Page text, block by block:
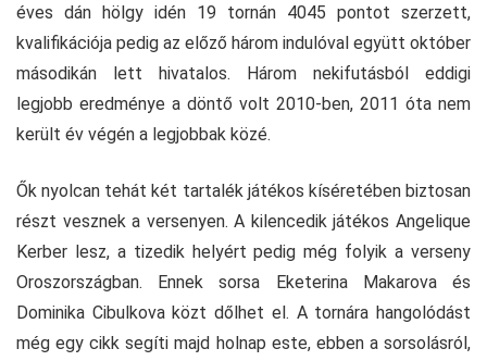
éves dán hölgy idén 19 tornán 4045 pontot szerzett,
kvalifikációja pedig az előző három indulóval együtt október
másodikán lett hivatalos. Három nekifutásból eddigi
legjobb eredménye a döntő volt 2010-ben, 2011 óta nem
került év végén a legjobbak közé.
Ők nyolcan tehát két tartalék játékos kíséretében biztosan
részt vesznek a versenyen. A kilencedik játékos Angelique
Kerber lesz, a tizedik helyért pedig még folyik a verseny
Oroszországban. Ennek sorsa Eketerina Makarova és
Dominika Cibulkova közt dőlhet el. A tornára hangolódást
még egy cikk segíti majd holnap este, ebben a sorsolásról,